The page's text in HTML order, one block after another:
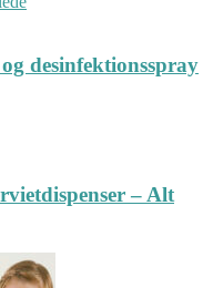
desinfektionsspray
– Alt